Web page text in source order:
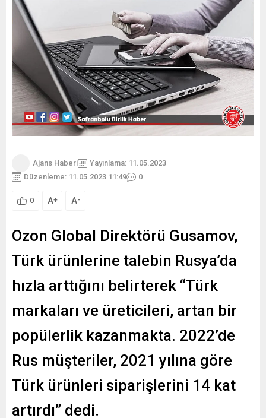
Ajans Haberi
Yayınlama: 11.05.2023
Düzenleme: 11.05.2023 11:49
0
0 A+ A-
Ozon Global Direktörü Gusamov,
Türk ürünlerine talebin Rusya’da
hızla arttığını belirterek “Türk
markaları ve üreticileri, artan bir
popülerlik kazanmakta. 2022’de
Rus müşteriler, 2021 yılına göre
Türk ürünleri siparişlerini 14 kat
artırdı” dedi.